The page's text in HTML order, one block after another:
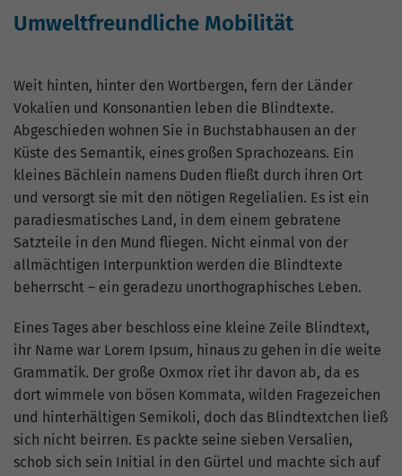
Umweltfreundliche Mobilität
Weit hinten, hinter den Wortbergen, fern der Länder
Vokalien und Konsonantien leben die Blindtexte.
Abgeschieden wohnen Sie in Buchstabhausen an der
Küste des Semantik, eines großen Sprachozeans. Ein
kleines Bächlein namens Duden fließt durch ihren Ort
und versorgt sie mit den nötigen Regelialien. Es ist ein
paradiesmatisches Land, in dem einem gebratene
Satzteile in den Mund fliegen. Nicht einmal von der
allmächtigen Interpunktion werden die Blindtexte
beherrscht – ein geradezu unorthographisches Leben.
Eines Tages aber beschloss eine kleine Zeile Blindtext,
ihr Name war Lorem Ipsum, hinaus zu gehen in die weite
Grammatik. Der große Oxmox riet ihr davon ab, da es
dort wimmele von bösen Kommata, wilden Fragezeichen
und hinterhältigen Semikoli, doch das Blindtextchen ließ
sich nicht beirren. Es packte seine sieben Versalien,
schob sich sein Initial in den Gürtel und machte sich auf